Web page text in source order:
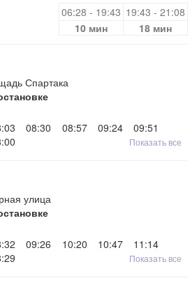
06:28 - 19:43 19:43 - 21:08
10 мин
18 мин
Спартака
08:30 08:57 09:24
09:51
Показать все
улица
09:26 10:20 10:47
11:14
Показать все